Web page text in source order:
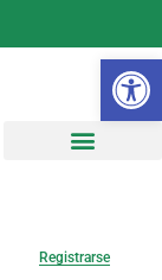
Registrarse